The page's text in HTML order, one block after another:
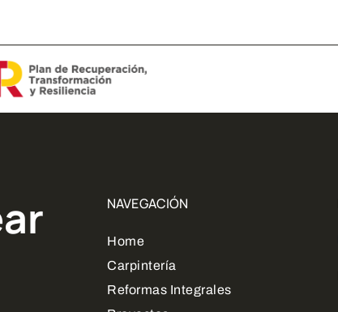
NAVEGACIÓN
Home
Carpintería
Reformas Integrales